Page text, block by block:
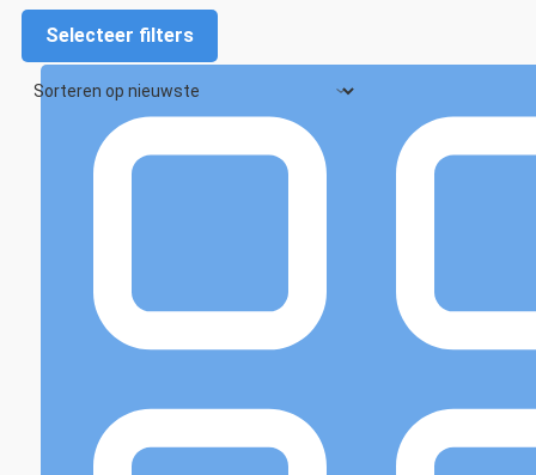
Selecteer filters